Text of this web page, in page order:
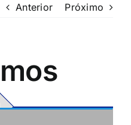
Anterior Próximo